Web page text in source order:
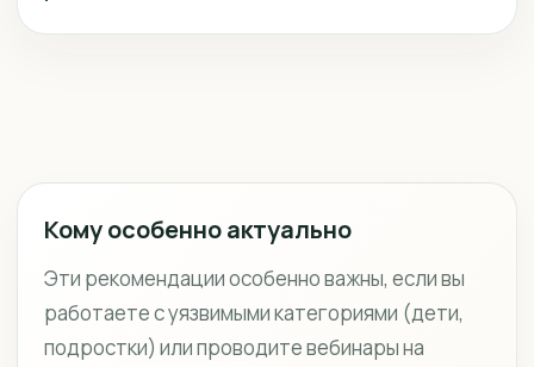
Кому особенно актуально
Эти рекомендации особенно важны, если вы
работаете с уязвимыми категориями (дети,
подростки) или проводите вебинары на